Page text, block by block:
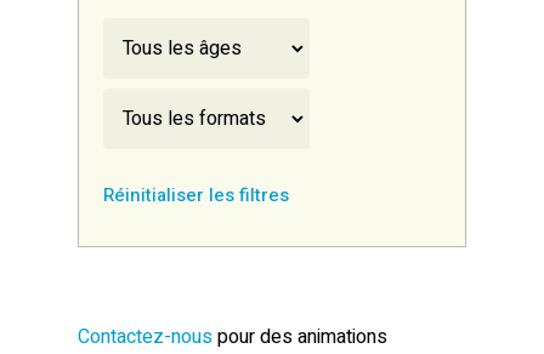
Réinitialiser les filtres
Contactez-nouspour des animations